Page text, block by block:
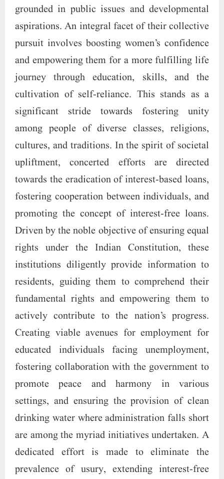
grounded in public issues and developmental
aspirations. An integral facet of their collective
pursuit involves boosting women’s confidence
and empowering them for a more fulfilling life
journey through education, skills, and the
cultivation of self-reliance. This stands as a
significant stride towards fostering unity
among people of diverse classes, religions,
cultures, and traditions. In the spirit of societal
upliftment, concerted efforts are directed
towards the eradication of interest-based loans,
fostering cooperation between individuals, and
promoting the concept of interest-free loans.
Driven by the noble objective of ensuring equal
rights under the Indian Constitution, these
institutions diligently provide information to
residents, guiding them to comprehend their
fundamental rights and empowering them to
actively contribute to the nation’s progress.
Creating viable avenues for employment for
educated individuals facing unemployment,
fostering collaboration with the government to
promote peace and harmony in various
settings, and ensuring the provision of clean
drinking water where administration falls short
are among the myriad initiatives undertaken. A
dedicated effort is made to eliminate the
prevalence of usury, extending interest-free